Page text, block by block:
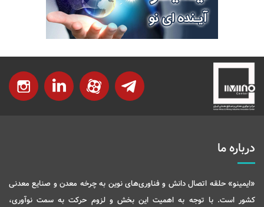
درباره ما
«ایمینو» حلقه اتصال دانش و فناوری‌های نوین به چرخه معدن و صنایع معدنی
کشور است. با توجه به اهمیت این بخش و لزوم حرکت به سمت نوآوری،